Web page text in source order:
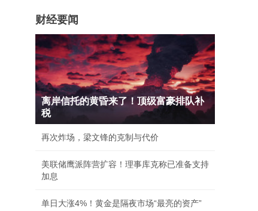
财经要闻
离岸信托的黄昏来了！顶级富豪排队补
税
再次炸场，梁文锋的克制与代价
美联储鹰派阵营扩容！理事库克称已准备支持
加息
单日大涨4%！黄金是隔夜市场“最亮的资产”